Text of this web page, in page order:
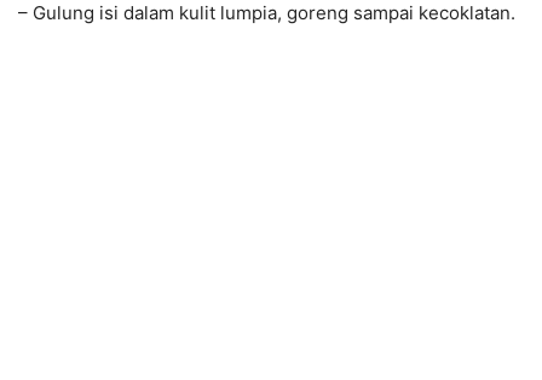
– Gulung isi dalam kulit lumpia, goreng sampai kecoklatan.